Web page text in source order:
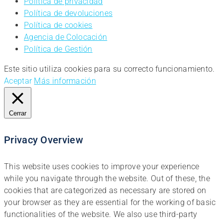
Política de devoluciones
Política de cookies
Agencia de Colocación
Política de Gestión
Este sitio utiliza cookies para su correcto funcionamiento.
Aceptar Más información
Cerrar
Privacy Overview
This website uses cookies to improve your experience
while you navigate through the website. Out of these, the
cookies that are categorized as necessary are stored on
your browser as they are essential for the working of basic
functionalities of the website. We also use third-party